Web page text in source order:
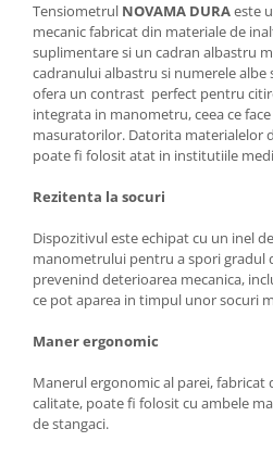
Tensiometrul NOVAMA DURAeste
mecanic fabricat din materiale de
suplimentare si un cadran albastru
cadranului albastru si numerele
ofera un contrast perfect pentru
integrata in manometru, ceea ce
masuratorilor. Datorita materialelor
poate fi folosit atat in institutiile
Rezitenta la socuri
Dispozitivul este echipat cu un inel
manometrului pentru a spori gradul
prevenind deterioarea mecanica,
ce pot aparea in timpul unor socuri
Maner ergonomic
Manerul ergonomic al parei, fabricat
calitate, poate fi folosit cu ambele
de stangaci.